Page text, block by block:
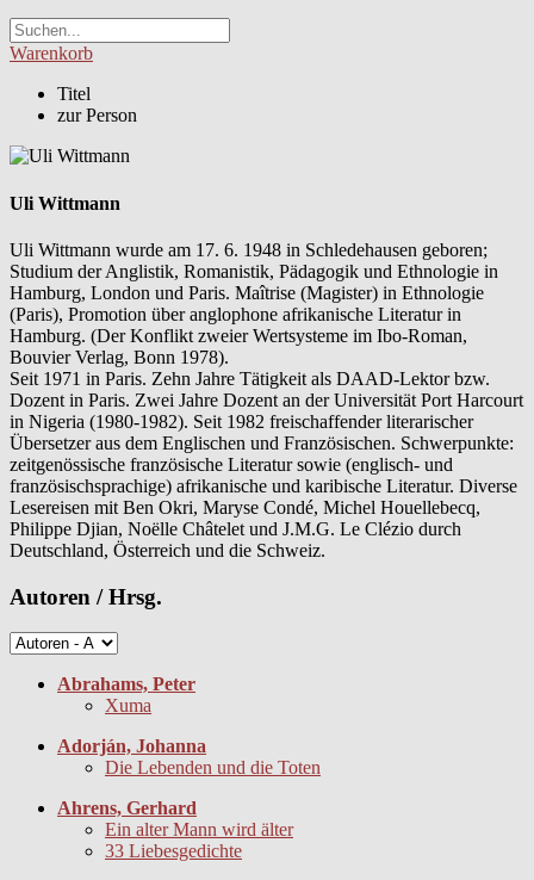
Warenkorb
Titel
zur Person
Uli Wittmann
Uli Wittmann wurde am 17. 6. 1948 in Schledehausen geboren;
Studium der Anglistik, Romanistik, Pädagogik und Ethnologie in
Hamburg, London und Paris. Maîtrise (Magister) in Ethnologie
(Paris), Promotion über anglophone afrikanische Literatur in
Hamburg. (Der Konflikt zweier Wertsysteme im Ibo-Roman,
Bouvier Verlag, Bonn 1978).
Seit 1971 in Paris. Zehn Jahre Tätigkeit als DAAD-Lektor bzw.
Dozent in Paris. Zwei Jahre Dozent an der Universität Port Harcourt
in Nigeria (1980-1982). Seit 1982 freischaffender literarischer
Übersetzer aus dem Englischen und Französischen. Schwerpunkte:
zeitgenössische französische Literatur sowie (englisch- und
französischsprachige) afrikanische und karibische Literatur. Diverse
Lesereisen mit Ben Okri, Maryse Condé, Michel Houellebecq,
Philippe Djian, Noëlle Châtelet und J.M.G. Le Clézio durch
Deutschland, Österreich und die Schweiz.
Autoren / Hrsg.
Abrahams, Peter
Xuma
Adorján, Johanna
Die Lebenden und die Toten
Ahrens, Gerhard
Ein alter Mann wird älter
33 Liebesgedichte